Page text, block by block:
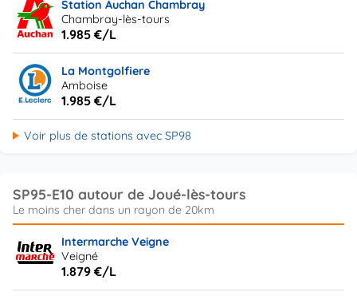
Station Auchan Chambray
Chambray-lès-tours
1.985 €/L
La Montgolfiere
Amboise
1.985 €/L
Voir plus de stations avec SP98
SP95-E10 autour de Joué-lès-tours
Intermarche Veigne
Veigné
1.879 €/L